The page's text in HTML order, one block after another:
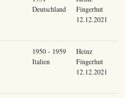
Deutschland
Fingerhut
12.12.2021
1950 - 1959
Italien
Heinz
Fingerhut
12.12.2021